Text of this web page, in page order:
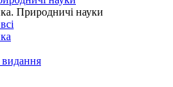
Природничі науки
видання